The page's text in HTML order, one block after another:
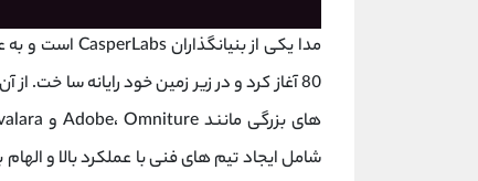
شامل ایجاد تیم های فنی با عملکرد بالا و